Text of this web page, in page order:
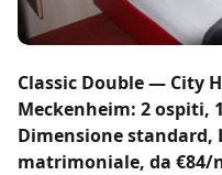
Classic Double — City
Meckenheim: 2 ospiti,
Dimensione standard,
matrimoniale, da €84/